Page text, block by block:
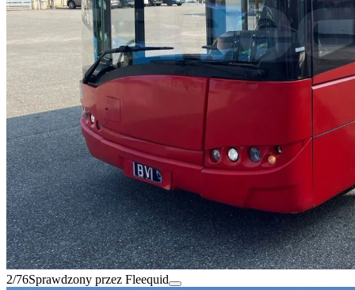
2/76Sprawdzony przez Fleequid